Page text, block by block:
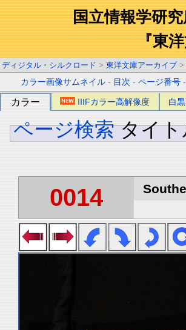
国立情報学研
『東
ディジタル・シルクロード > 東洋文庫アーカイブ >
カラー画像サムネイル - 目次 -ページ番号
カラー IIIFカラー高解像度 白
ページ検索 タイ
0014